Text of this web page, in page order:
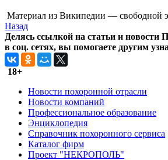
Материал из Википедии — свободной
Назад
Делясь ссылкой на статьи и новости
в соц. сетях, вы помогаете другим
18+
Новости похоронной отрасли
Новости компаний
Профессиональное образование
Энциклопедия
Справочник похоронного сервиса
Каталог фирм
Проект "НЕКРОПОЛЬ"